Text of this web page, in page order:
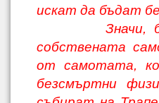
искат да бъдат
Значи,
собствената
от самотата,
безсмъртни